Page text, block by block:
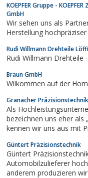
KOEPFER Gruppe -
GmbH
Wir sehen uns als
Herstellung
Rudi Willmann Drehteile
Rudi Willmann Drehteile
Braun GmbH
Wilkommen auf der
Granacher Präzisionstechnik
Als
bezeichnen uns eher als
kennen wir uns aus mit
hochkomplexe Teile aus
Güntert Präzisionstechnik
Güntert
Automobilzulieferer
anderem produzieren